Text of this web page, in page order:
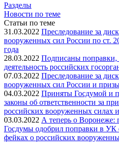
Разделы
Новости по теме
Статьи по теме
31.03.2022 Преследование за
вооруженных сил России по ст.
года
28.03.2022 Подписаны
деятельность российских
07.03.2022 Преследование за
вооруженных сил России и
04.03.2022 Приняты Госдумой и
законы об ответственности за
российских вооруженных силах
03.03.2022 А теперь о Воронеже:
Госдумы одобрил поправки в УК
фейках о российских